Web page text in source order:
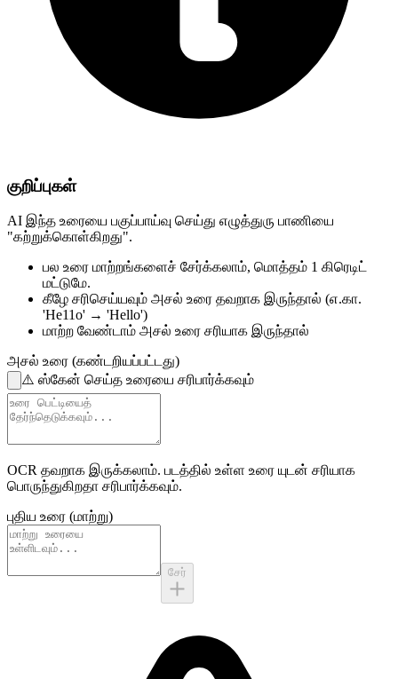
குறிப்புகள்
AI இந்த உரையை பகுப்பாய்வு செய்து எழுத்துரு பாணியை
"கற்றுக்கொள்கிறது".
பல உரை மாற்றங்களைச் சேர்க்கலாம், மொத்தம் 1 கிரெடிட்
மட்டுமே.
கீழே சரிசெய்யவும் அசல் உரை தவறாக இருந்தால் (எ.கா.
'He11o' → 'Hello')
மாற்ற வேண்டாம் அசல் உரை சரியாக இருந்தால்
அசல் உரை (கண்டறியப்பட்டது)
⚠️ ஸ்கேன் செய்த உரையை சரிபார்க்கவும்
OCR தவறாக இருக்கலாம். படத்தில் உள்ள உரை யுடன் சரியாக
பொருந்துகிறதா சரிபார்க்கவும்.
புதிய உரை (மாற்று)
சேர்